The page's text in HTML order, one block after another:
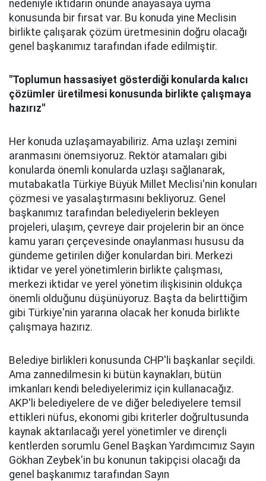
nedeniyle iktidarın önünde anayasaya uyma
konusunda bir fırsat var. Bu konuda yine Meclisin
birlikte çalışarak çözüm üretmesinin doğru olacağı
genel başkanımız tarafından ifade edilmiştir.
"Toplumun hassasiyet gösterdiği konularda kalıcı
çözümler üretilmesi konusunda birlikte çalışmaya
hazırız"
Her konuda uzlaşamayabiliriz. Ama uzlaşı zemini
aranmasını önemsiyoruz. Rektör atamaları gibi
konularda önemli konularda uzlaşı sağlanarak,
mutabakatla Türkiye Büyük Millet Meclisi'nin konuları
çözmesi ve yasalaştırmasını bekliyoruz. Genel
başkanımız tarafından belediyelerin bekleyen
projeleri, ulaşım, çevreye dair projelerin bir an önce
kamu yararı çerçevesinde onaylanması hususu da
gündeme getirilen diğer konulardan biri. Merkezi
iktidar ve yerel yönetimlerin birlikte çalışması,
merkezi iktidar ve yerel yönetim ilişkisinin oldukça
önemli olduğunu düşünüyoruz. Başta da belirttiğim
gibi Türkiye'nin yararına olacak her konuda birlikte
çalışmaya hazırız.
Belediye birlikleri konusunda CHP'li başkanlar seçildi.
Ama zannedilmesin ki bütün kaynakları, bütün
imkanları kendi belediyelerimiz için kullanacağız.
AKP'li belediyelere de ve diğer belediyelere temsil
ettikleri nüfus, ekonomi gibi kriterler doğrultusunda
kaynak aktarılacağı yerel yönetimler ve dirençli
kentlerden sorumlu Genel Başkan Yardımcımız Sayın
Gökhan Zeybek'in bu konunun takipçisi olacağı da
genel başkanımız tarafından Sayın